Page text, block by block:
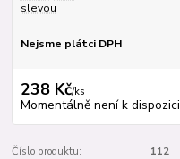
slevou
Nejsme plátci DPH
238 Kč/ks
Momentálně není k dispozici
Číslo produktu: 112